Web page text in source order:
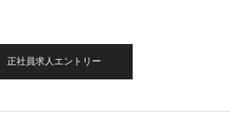
正社員求人エントリー